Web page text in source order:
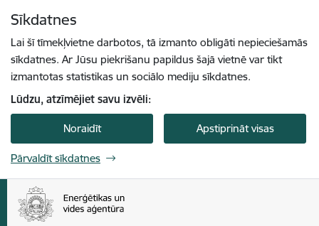
Sīkdatnes
Lai šī tīmekļvietne darbotos, tā izmanto obligāti nepieciešamās
sīkdatnes. Ar Jūsu piekrišanu papildus šajā vietnē var tikt
izmantotas statistikas un sociālo mediju sīkdatnes.
Lūdzu, atzīmējiet savu izvēli:
Noraidīt Apstiprināt visas
Pārvaldīt sīkdatnes